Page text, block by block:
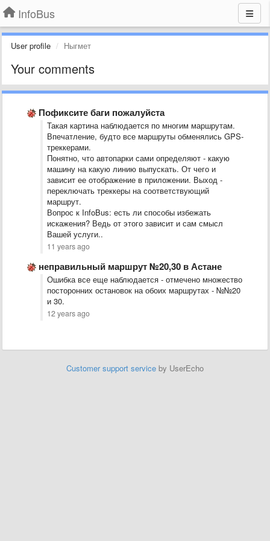
InfoBus
User profile Ныгмет
Your comments
Пофиксите баги пожалуйста
Такая картина наблюдается по многим маршрутам.
Впечатление, будто все маршруты обменялись GPS-
треккерами.
Понятно, что автопарки сами определяют - какую
машину на какую линию выпускать. От чего и
зависит ее отображение в приложении. Выход -
переключать треккеры на соответствующий
маршрут.
Вопрос к InfoBus: есть ли способы избежать
искажения? Ведь от этого зависит и сам смысл
Вашей услуги..
11 years ago
неправильный маршрут №20,30 в Астане
Ошибка все еще наблюдается - отмечено множество
посторонних остановок на обоих маршрутах - №№20
и 30.
12 years ago
Customer support service by UserEcho